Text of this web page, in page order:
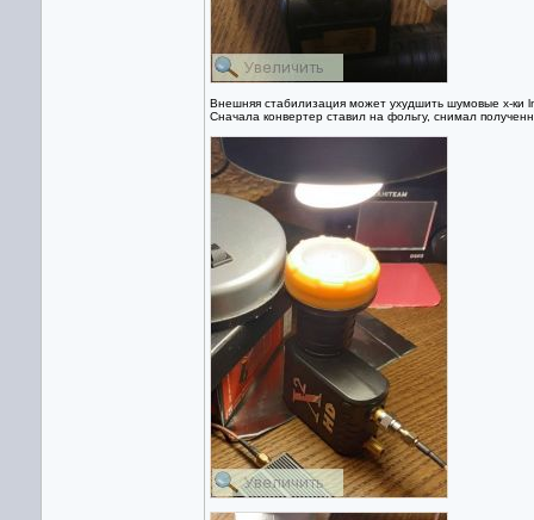
Внешняя стабилизация может ухудшить шумовые х-ки
Сначала конвертер ставил на фольгу, снимал